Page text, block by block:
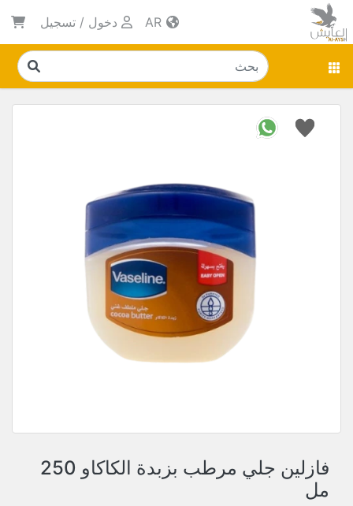
دخول / تسجيل
فازلين جلي مرطب بزبدة الكاكاو 250
مل